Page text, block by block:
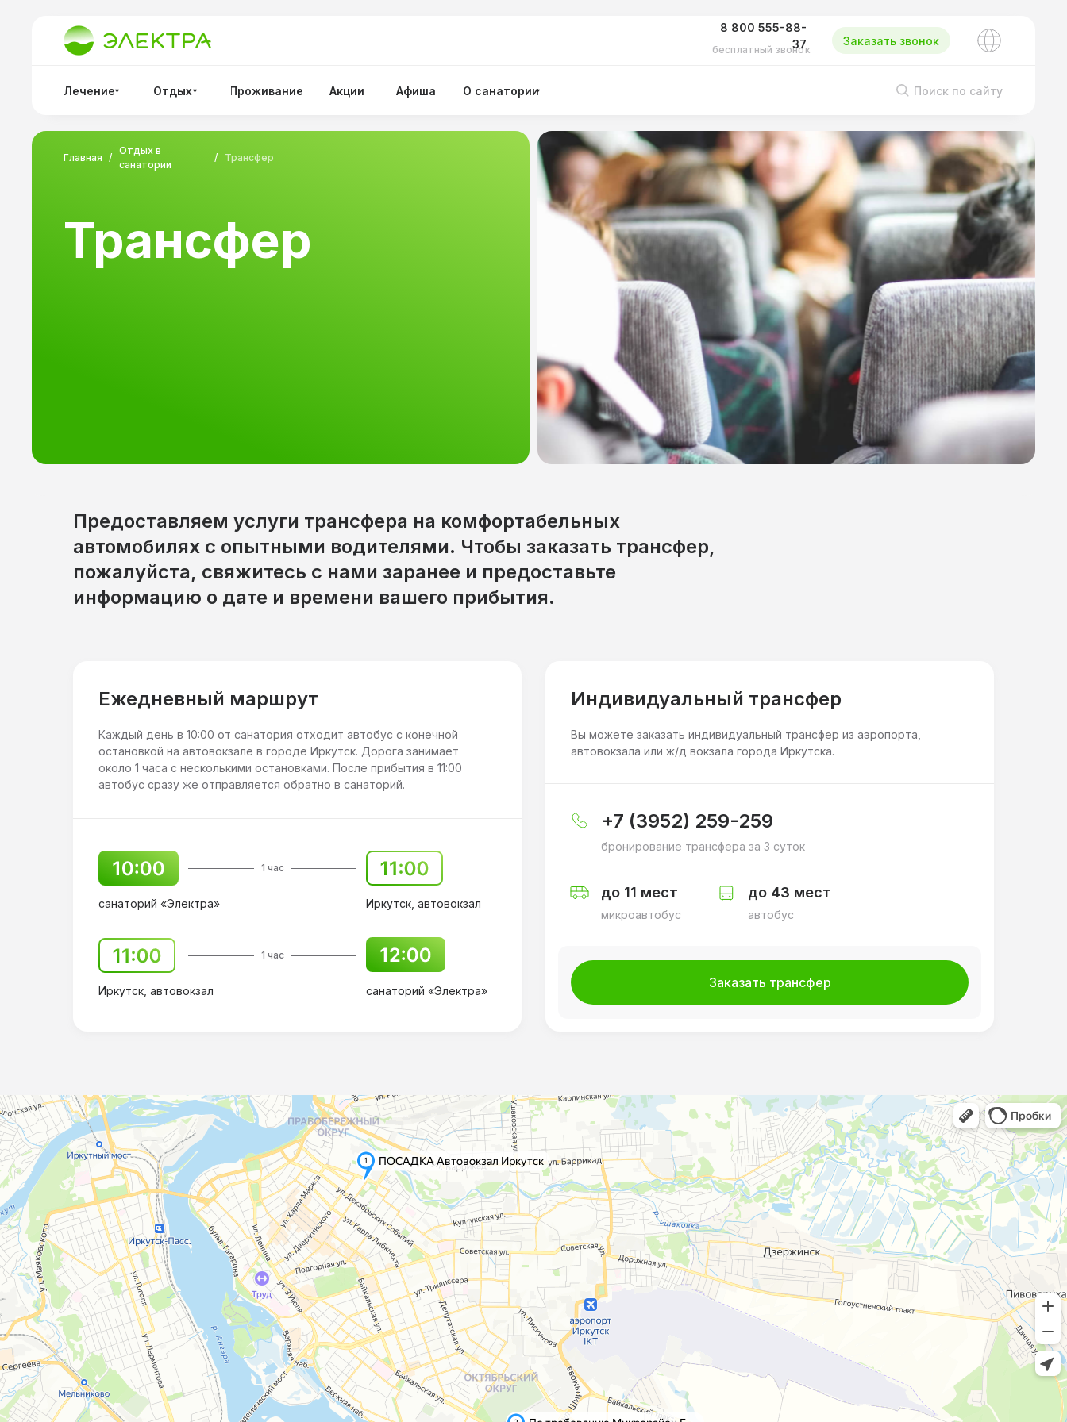
Лечение Отдых Проживание Акции Афиша О санатории Поиск по сайту
Заказать звонок
бесплатный звонок
8 800 555-88-
37
Главная / Трансфер
Отдых в
санатории
/
Трансфер
Предоставляем услуги трансфера на комфортабельных
автомобилях с опытными водителями. Чтобы заказать трансфер,
пожалуйста, свяжитесь с нами заранее и предоставьте
информацию о дате и времени вашего прибытия.
Ежедневный маршрут
Каждый день в 10:00 от санатория отходит автобус с конечной
остановкой на автовокзале в городе Иркутск. Дорога занимает
около 1 часа с несколькими остановками. После прибытия в 11:00
автобус сразу же отправляется обратно в санаторий.
Индивидуальный трансфер
Вы можете заказать индивидуальный трансфер из аэропорта,
автовокзала или ж/д вокзала города Иркутска.
Заказать трансфер
бронирование трансфера за 3 суток
+7 (3952) 259-259
микроавтобус
до 11 мест
автобус
до 43 мест
санаторий «Электра» Иркутск, автовокзал
санаторий «Электра»
Иркутск, автовокзал
1 час
1 час
Иркутск
Яндекс Карты — транспорт, навигация, поиск мест